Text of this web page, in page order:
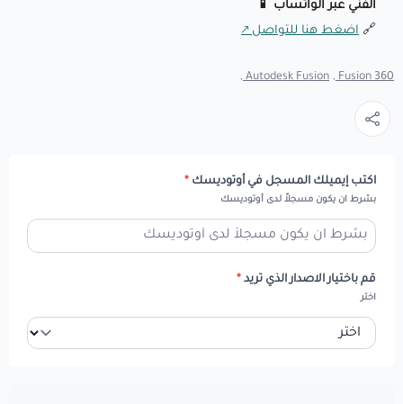
الفني عبر الواتساب 📱
🔗 اضغط هنا للتواصل
Fusion 360 ,
Autodesk Fusion ,
اكتب إيميلك المسجل في أوتوديسك *
بشرط ان يكون مسجلاً لدى أوتوديسك
قم باختيار الاصدار الذي تريد *
اختر